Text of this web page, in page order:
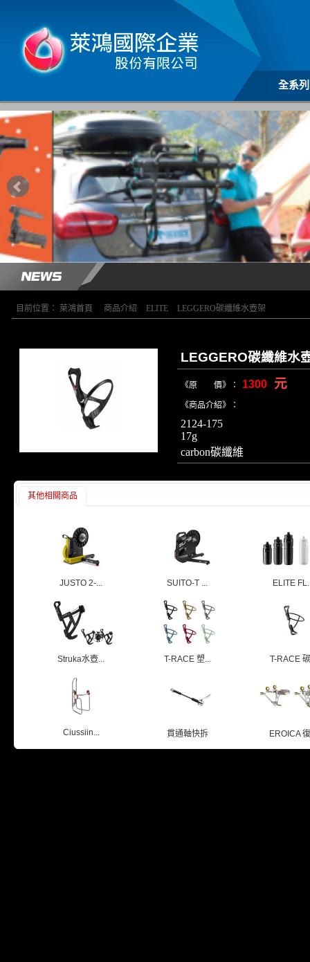
全系
目前位置： 萊鴻首頁 商品介紹 ELITE LEGGERO碳纖維水壺架
LEGGERO碳纖維水
《原 價》： 1300 元
《商品介紹》：
2124-175
17g
carbon碳纖維
其他相關商品
JUSTO 2-... SUITO-T ... ELITE
Struka水壺... T-RACE 塑... T-RACE
Ciussiin... 貫通軸快拆 EROICA